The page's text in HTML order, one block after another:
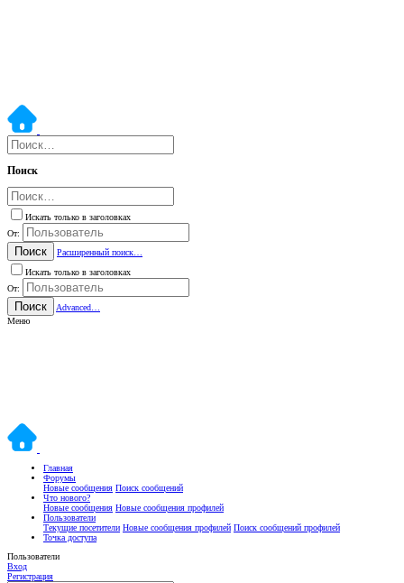
Поиск
Искать только в заголовках
От:
Поиск
Расширенный поиск…
Искать только в заголовках
От:
Поиск
Advanced…
Меню
Главная
Форумы
Новые сообщения Поиск сообщений
Что нового?
Новые сообщения Новые сообщения профилей
Пользователи
Текущие посетители Новые сообщения профилей Поиск сообщений профилей
Точка доступа
Пользователи
Вход
Регистрация